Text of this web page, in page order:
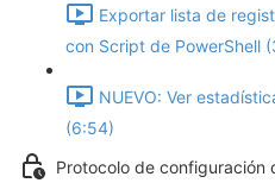
Exportar lista de
con Script de PowerShell
NUEVO: Ver
(6:54)
Protocolo de configuración